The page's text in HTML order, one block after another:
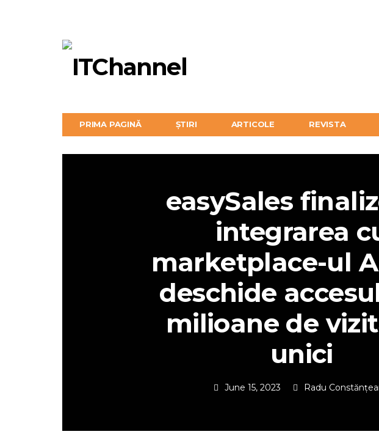
PRIMA PAGINĂ ȘTIRI ARTICOLE REVISTA
easySales
integrarea
marketplace-ul
deschide
milioane de
unici
June 15, 2023 Radu